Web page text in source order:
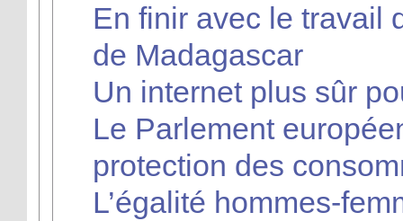
En finir avec le travail
de Madagascar
Un internet plus sûr
Le Parlement
protection des
L’égalité hommes-